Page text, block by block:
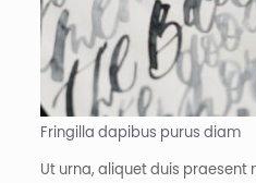
Fringilla dapibus purus diam
Ut urna, aliquet duis praesent